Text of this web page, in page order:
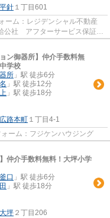
平針 １丁目601
ーム：レジデンシャル不動産
公社 アフターサービス保証の
ン御器所】仲介手数料無
学校
所 」駅 徒歩6分
」駅 徒歩12分
」駅 徒歩18分
広路本町 １丁目4-1
ーム：フジケンハウジング
仲介手数料無料！大坪小学
口 」駅 徒歩6分
」駅 徒歩18分
大坪 ２丁目206